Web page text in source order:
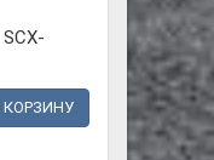
КОРЗИНУ